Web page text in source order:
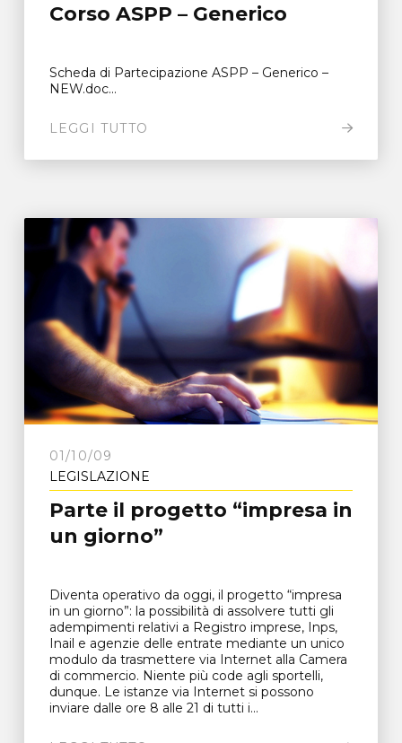
Corso ASPP – Generico
Scheda di Partecipazione ASPP – Generico –
NEW.doc...
LEGGI TUTTO
01/10/09
LEGISLAZIONE
Parte il progetto “impresa in
un giorno”
Diventa operativo da oggi, il progetto “impresa
in un giorno”: la possibilità di assolvere tutti gli
adempimenti relativi a Registro imprese, Inps,
Inail e agenzie delle entrate mediante un unico
modulo da trasmettere via Internet alla Camera
di commercio. Niente più code agli sportelli,
dunque. Le istanze via Internet si possono
inviare dalle ore 8 alle 21 di tutti i...